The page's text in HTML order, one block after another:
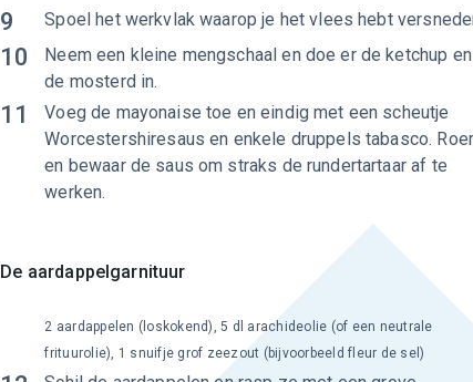
9 Spoel het werkvlak waarop je het vlees hebt
10
Neem een kleine mengschaal en doe er de ketchup en
de mosterd in.
11
Voeg de mayonaise toe en eindig met een scheutje
Worcestershiresaus en enkele druppels tabasco. Roer
en bewaar de saus om straks de rundertartaar af te
werken.
De aardappelgarnituur
2 aardappelen (loskokend), 5 dl arachideolie (of een neutrale
frituurolie), 1 snuifje grof zeezout (bijvoorbeeld fleur de sel)